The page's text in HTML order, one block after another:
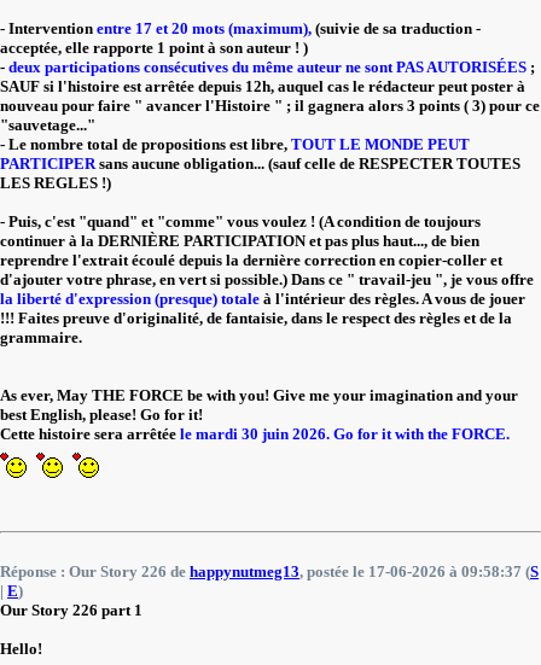
- Intervention entre 17 et 20 mots (maximum), (suivie de sa traduction -
acceptée, elle rapporte 1 point à son auteur ! )
- deux participations consécutives du même auteur ne sont PAS AUTORISÉES ;
SAUF si l'histoire est arrêtée depuis 12h, auquel cas le rédacteur peut poster à
nouveau pour faire " avancer l'Histoire " ; il gagnera alors 3 points ( 3) pour ce
"sauvetage..."
- Le nombre total de propositions est libre, TOUT LE MONDE PEUT
PARTICIPER sans aucune obligation... (sauf celle de RESPECTER TOUTES
LES REGLES !)
- Puis, c'est "quand" et "comme" vous voulez ! (A condition de toujours
continuer à la DERNIÈRE PARTICIPATION et pas plus haut..., de bien
reprendre l'extrait écoulé depuis la dernière correction en copier-coller et
d'ajouter votre phrase, en vert si possible.) Dans ce " travail-jeu ", je vous offre
la liberté d'expression (presque) totale à l'intérieur des règles. A vous de jouer
!!! Faites preuve d'originalité, de fantaisie, dans le respect des règles et de la
grammaire.
As ever, May THE FORCE be with you! Give me your imagination and your
best English, please! Go for it!
Cette histoire sera arrêtée le mardi 30 juin 2026. Go for it with the FORCE.
Réponse : Our Story 226 de happynutmeg13, postée le 17-06-2026 à 09:58:37 (S
| E)
Our Story 226 part 1
Hello!